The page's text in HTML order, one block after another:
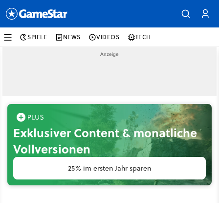
SPIELE NEWS VIDEOS TECH
Exklusiver Content & monatliche
Vollversionen
25% im ersten Jahr sparen